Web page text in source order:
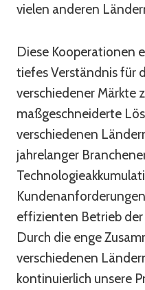
vielen anderen
Diese Kooperationen
tiefes Verständnis für
verschiedener Märkte
maßgeschneiderte
verschiedenen
jahrelanger
effizienten Betrieb der
Durch die enge
verschiedenen
kontinuierlich unsere